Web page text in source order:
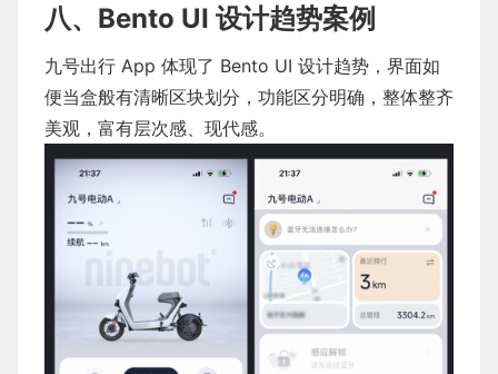
八、Bento UI 设计趋势案例
九号出行 App 体现了 Bento UI 设计趋势，界面如
便当盒般有清晰区块划分，功能区分明确，整体整齐
美观，富有层次感、现代感。